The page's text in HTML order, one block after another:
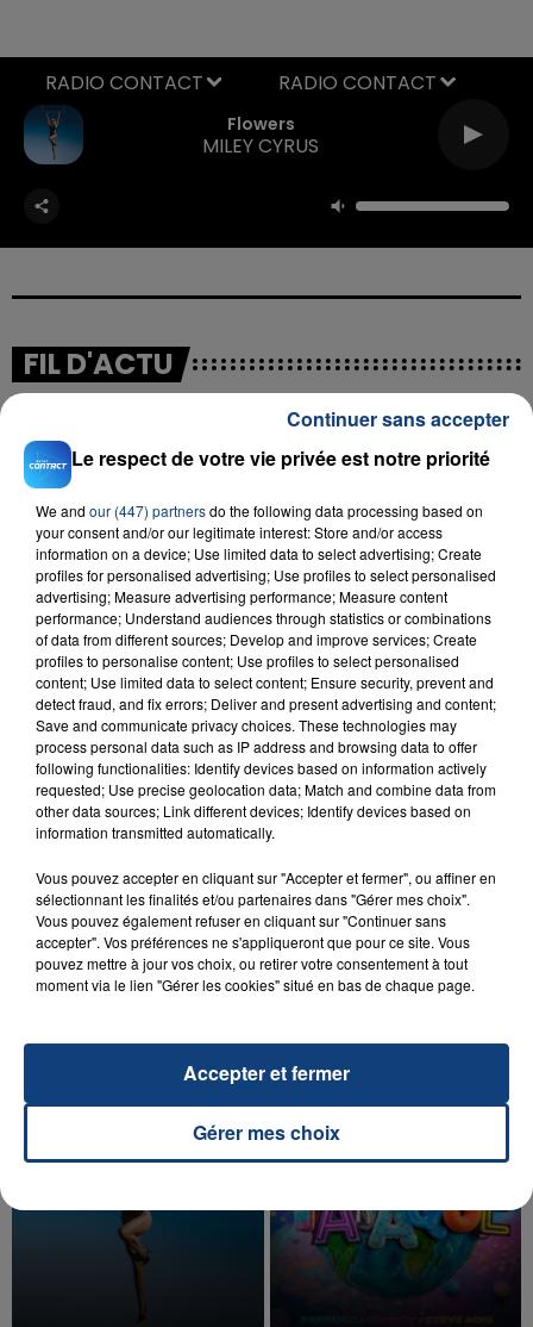
Flowers
MILEY CYRUS
RADIO CONTACT
FIL D'ACTU
23 juillet 2026
INCENDIE MORTEL À LENS : UNE FEMME ET
SON BÉBÉ ENTRE LA VIE ET LA...
Un homme s'est immolé par le feu après avoir
aspergé sa compagne et leur bébé de trois mois
d'un liquide inflammable.
20 juillet 2026
UNE ADOLESCENTE DEVANT SE FAIRE
OPÉRER DE LA CHEVILLE RESSORT DE LA...
La famille a porté plainte contre la clinique qui a
TITRES DIFFUSÉS
18h06
18h06
Le respect de votre vie privée est notre priorité
We and our (447) partnersdo the following data processing based on
your consent and/or our legitimate interest: Store and/or access
information on a device; Use limited data to select advertising; Create
profiles for personalised advertising; Use profiles to select personalised
advertising; Measure advertising performance; Measure content
performance; Understand audiences through statistics or combinations
of data from different sources; Develop and improve services; Create
profiles to personalise content; Use profiles to select personalised
content; Use limited data to select content; Ensure security, prevent and
detect fraud, and fix errors; Deliver and present advertising and content;
Save and communicate privacy choices. These technologies may
process personal data such as IP address and browsing data to offer
following functionalities: Identify devices based on information actively
requested; Use precise geolocation data; Match and combine data from
other data sources; Link different devices; Identify devices based on
information transmitted automatically.
Vous pouvez accepter en cliquant sur "Accepter et fermer", ou affiner en
sélectionnant les finalités et/ou partenaires dans "Gérer mes choix".
Vous pouvez également refuser en cliquant sur "Continuer sans
accepter". Vos préférences ne s'appliqueront que pour ce site. Vous
pouvez mettre à jour vos choix, ou retirer votre consentement à tout
moment via le lien "Gérer les cookies" situé en bas de chaque page.
Gérer mes choix
Accepter et fermer
Continuer sans accepter